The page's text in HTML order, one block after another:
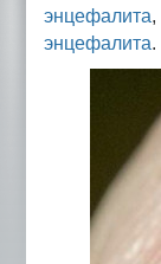
энцефалита,
энцефалита.